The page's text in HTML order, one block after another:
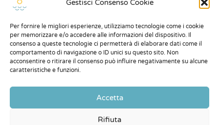
Gestisci Consenso Cookie
Per fornire le migliori esperienze, utilizziamo tecnologie come i cookie
per memorizzare e/o accedere alle informazioni del dispositivo. Il
consenso a queste tecnologie ci permetterà di elaborare dati come il
comportamento di navigazione o ID unici su questo sito. Non
acconsentire o ritirare il consenso può influire negativamente su alcune
caratteristiche e funzioni.
Accetta
Rifiuta
Menu
Chi siamo
Dicono di noi
Expo
Condizioni generali
Privacy Policy